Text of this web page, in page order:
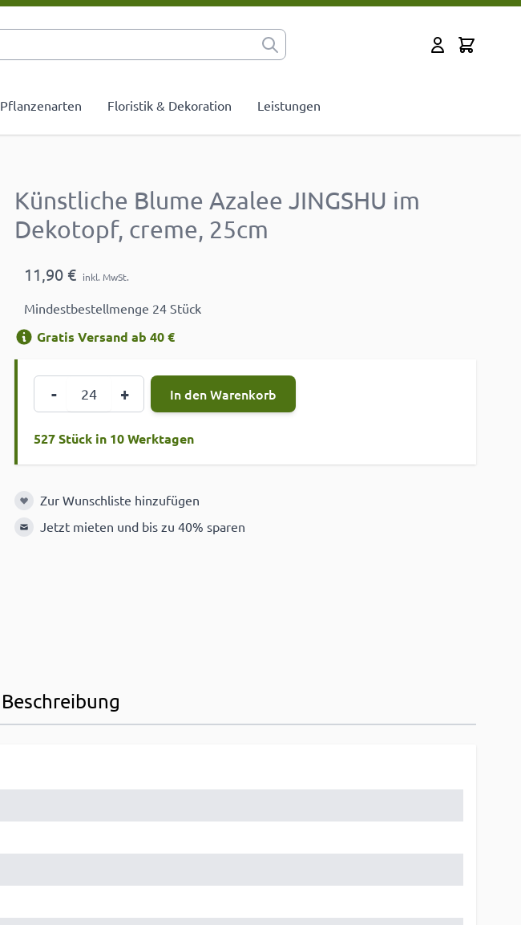
Cart
Pflanzenarten Floristik & Dekoration Leistungen
Künstliche Blume Azalee JINGSHU im
Dekotopf, creme, 25cm
11,90 € inkl. MwSt.
Mindestbestellmenge 24 Stück
Gratis Versand ab 40 €
- + In den Warenkorb
527 Stück in 10 Werktagen
Zur Wunschliste hinzufügen
Zur Wunschliste hinzufügen
Jetzt mieten und bis zu 40% sparen
Beschreibung